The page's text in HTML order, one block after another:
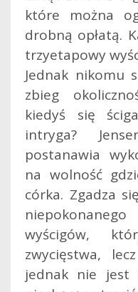
które można
drobną opłatą.
trzyetapowy
Jednak nikomu
zbieg
kiedyś się
intryga?
postanawia
na wolność
córka. Zgadza
wyścigów,
zwycięstwa,
jednak nie jest